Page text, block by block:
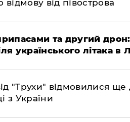
від півострова
та другий
українського літака в
"Трухи" відмовилися ще
з України